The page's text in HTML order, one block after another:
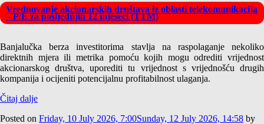
Vrednovanje akcionarskih društava iz oblasti telekomunikacija
– P/E za posljednjih 12 mjeseci (TTM)
Banjalučka berza investitorima stavlja na raspolaganje nekoliko
direktnih mjera ili metrika pomoću kojih mogu odrediti vrijednost
akcionarskog društva, uporediti tu vrijednost s vrijednošću drugih
kompanija i ocijeniti potencijalnu profitabilnost ulaganja.
Čitaj dalje
Posted on Friday, 10 July 2026, 7:00Sunday, 12 July 2026, 14:58 by